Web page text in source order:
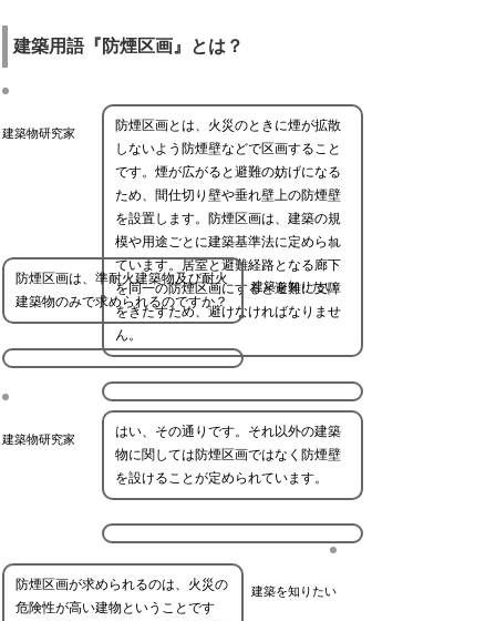
建築用語『防煙区画』とは？
建築物研究家
防煙区画とは、火災のときに煙が拡散
しないよう防煙壁などで区画すること
です。煙が広がると避難の妨げになる
ため、間仕切り壁や垂れ壁上の防煙壁
を設置します。防煙区画は、建築の規
模や用途ごとに建築基準法に定められ
ています。居室と避難経路となる廊下
を同一の防煙区画にすると避難に支障
をきたすため、避けなければなりませ
ん。
建築を知りたい
防煙区画は、準耐火建築物及び耐火
建築物のみで求められるのですか？
建築物研究家
はい、その通りです。それ以外の建築
物に関しては防煙区画ではなく防煙壁
を設けることが定められています。
建築を知りたい
防煙区画が求められるのは、火災の
危険性が高い建物ということです